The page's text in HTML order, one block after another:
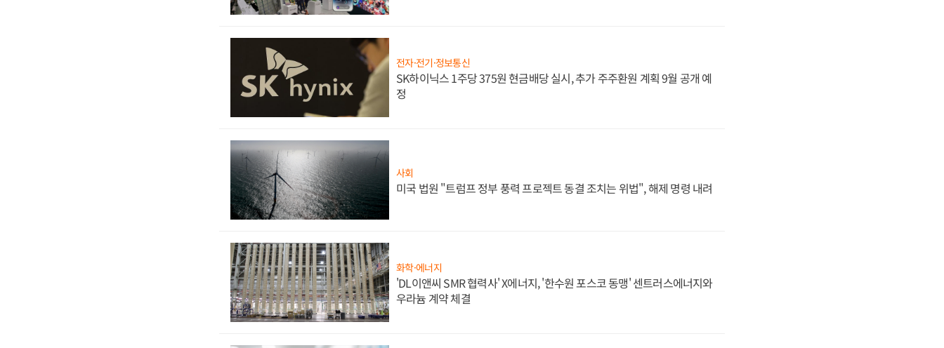
전자·전기·정보통신
SK하이닉스 1주당 375원 현금배당 실시, 추가 주주환원 계획 9월 공개 예
정
사회
미국 법원 "트럼프 정부 풍력 프로젝트 동결 조치는 위법", 해제 명령 내려
화학·에너지
'DL이앤씨 SMR 협력사' X에너지, '한수원 포스코 동맹' 센트러스에너지와
우라늄 계약 체결